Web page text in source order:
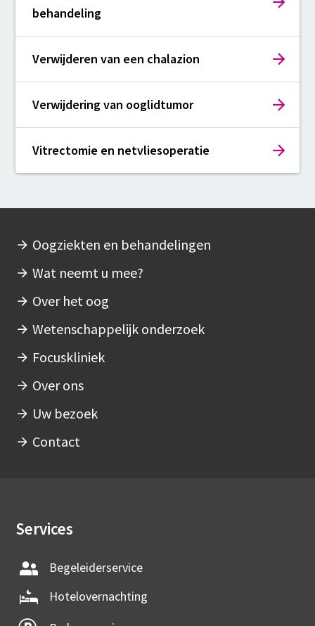
behandeling
Verwijderen van een chalazion
Verwijdering van ooglidtumor
Vitrectomie en netvliesoperatie
Hoofdnavigatie
Oogziekten en behandelingen
Wat neemt u mee?
Over het oog
Wetenschappelijk onderzoek
Focuskliniek
Over ons
Uw bezoek
Contact
Services
Begeleiderservice
Hotelovernachting